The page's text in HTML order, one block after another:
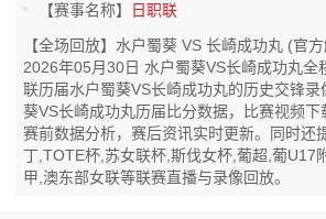
【赛事名称】
日职联
【全场回放】水户蜀葵 VS 长崎成功丸 (官
2026年05月30日 水户蜀葵VS长崎成功丸全
联历届水户蜀葵VS长崎成功丸的历史交锋
葵VS长崎成功丸历届比分数据，比赛视频下
赛前数据分析，赛后资讯实时更新。同时还
丁,TOTE杯,苏女联杯,斯伐女杯,葡超,葡U17
甲,澳东部女联等联赛直播与录像回放。